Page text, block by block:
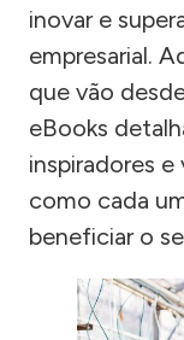
inovar e
empresarial.
que vão
eBooks
inspiradores
como cada
beneficiar o